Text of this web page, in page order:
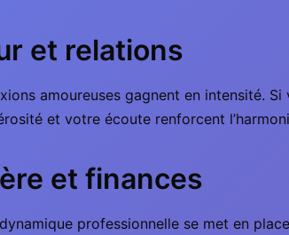
et relations
amoureuses gagnent en intensité.
et votre écoute renforcent
et finances
professionnelle se met en